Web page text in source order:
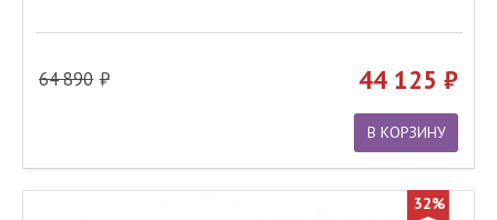
64 890 44 125
В КОРЗИНУ
32%